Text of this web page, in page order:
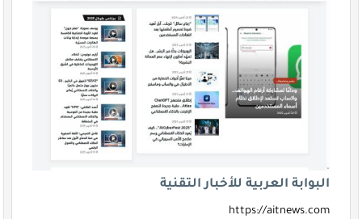
البوابة العربية للأخبار التقنية
https://aitnews.com